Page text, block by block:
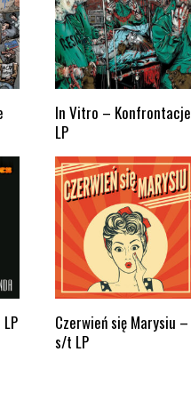
In Vitro – Konfrontacje
LP
Czerwień się Marysiu –
s/t LP